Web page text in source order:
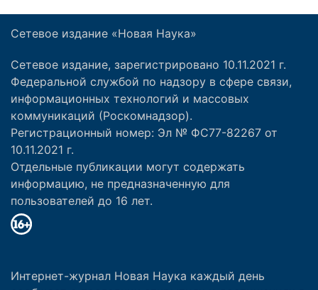
Сетевое издание «Новая Наука»
Сетевое издание, зарегистрировано 10.11.2021 г.
Федеральной службой по надзору в сфере связи,
информационных технологий и массовых
коммуникаций (Роскомнадзор).
Регистрационный номер: Эл № ФС77-82267 от
10.11.2021 г.
Отдельные публикации могут содержать
информацию, не предназначенную для
пользователей до 16 лет.
Интернет-журнал Новая Наука каждый день